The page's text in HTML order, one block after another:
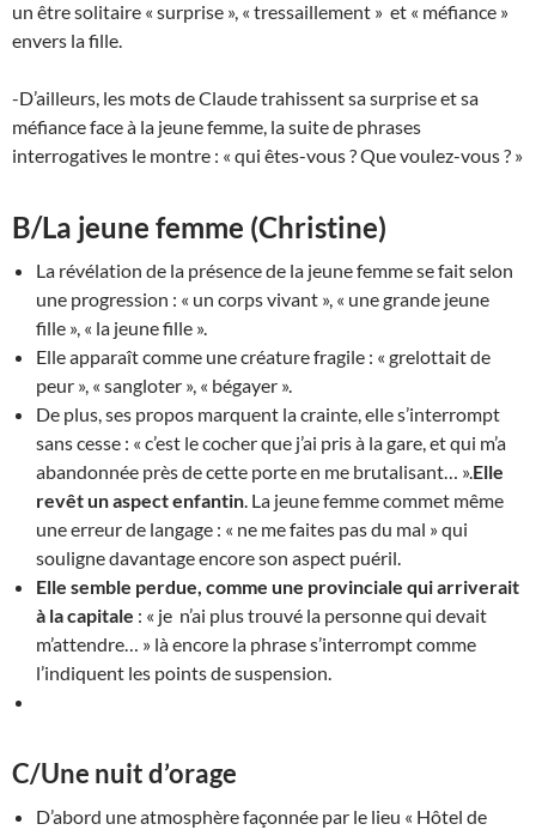
un être solitaire « surprise », « tressaillement » et « méfiance »
envers la fille.
-D’ailleurs, les mots de Claude trahissent sa surprise et sa
méfiance face à la jeune femme, la suite de phrases
interrogatives le montre : « qui êtes-vous ? Que voulez-vous ? »
B/La jeune femme (Christine)
La révélation de la présence de la jeune femme se fait selon
une progression : « un corps vivant », « une grande jeune
fille », « la jeune fille ».
Elle apparaît comme une créature fragile : « grelottait de
peur », « sangloter », « bégayer ».
De plus, ses propos marquent la crainte, elle s’interrompt
sans cesse : « c’est le cocher que j’ai pris à la gare, et qui m’a
abandonnée près de cette porte en me brutalisant… ».Elle
revêt un aspect enfantin. La jeune femme commet même
une erreur de langage : « ne me faites pas du mal » qui
souligne davantage encore son aspect puéril.
Elle semble perdue, comme une provinciale qui arriverait
à la capitale : « je n’ai plus trouvé la personne qui devait
m’attendre… » là encore la phrase s’interrompt comme
l’indiquent les points de suspension.
C/Une nuit d’orage
D’abord une atmosphère façonnée par le lieu « Hôtel de